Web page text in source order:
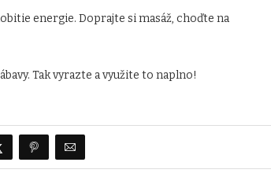
energie. Doprajte si masáž, choďte na
Tak vyrazte a využite to naplno!